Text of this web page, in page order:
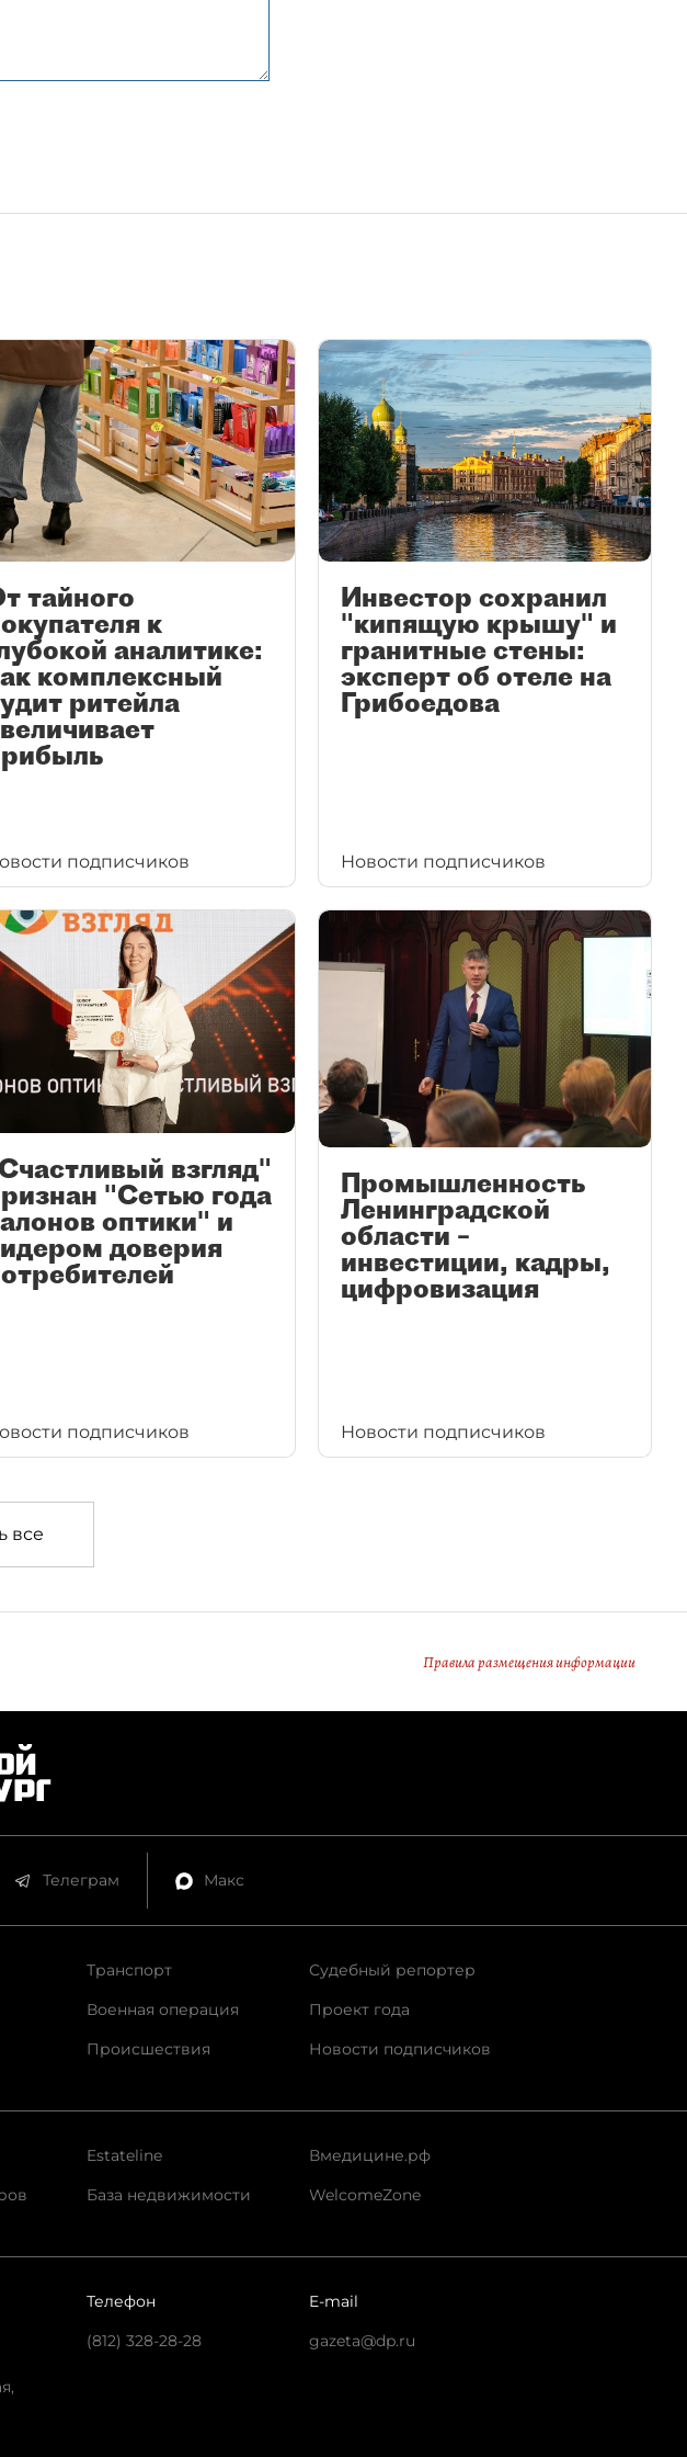
тайного
к
аналитике:
комплексный
ритейла
подписчиков
Инвестор сохранил
"кипящую крышу" и
гранитные стены:
эксперт об отеле на
Грибоедова
Новости подписчиков
взгляд"
"Сетью года
оптики" и
доверия
подписчиков
Промышленность
Ленинградской
области –
инвестиции, кадры,
цифровизация
Новости подписчиков
все
Правила размещения информации
Телеграм Макс
Транспорт
Военная операция
Происшествия
Судебный репортер
Проект года
Новости подписчиков
Estateline
База недвижимости
Вмедицине.рф
WelcomeZone
Телефон
(812) 328-28-28
E-mail
gazeta@dp.ru